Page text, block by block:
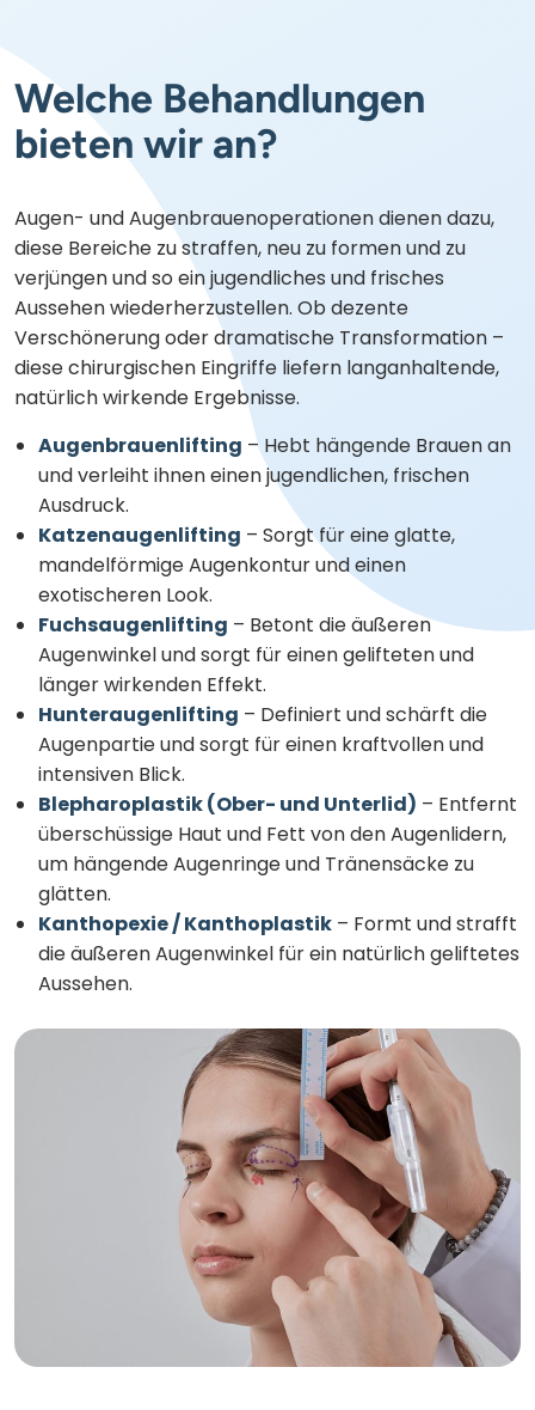
Welche Behandlungen
bieten wir an?
Augen- und Augenbrauenoperationen dienen dazu,
diese Bereiche zu straffen, neu zu formen und zu
verjüngen und so ein jugendliches und frisches
Aussehen wiederherzustellen. Ob dezente
Verschönerung oder dramatische Transformation –
diese chirurgischen Eingriffe liefern langanhaltende,
natürlich wirkende Ergebnisse.
Augenbrauenlifting – Hebt hängende Brauen an
und verleiht ihnen einen jugendlichen, frischen
Ausdruck.
Katzenaugenlifting – Sorgt für eine glatte,
mandelförmige Augenkontur und einen
exotischeren Look.
Fuchsaugenlifting – Betont die äußeren
Augenwinkel und sorgt für einen gelifteten und
länger wirkenden Effekt.
Hunteraugenlifting – Definiert und schärft die
Augenpartie und sorgt für einen kraftvollen und
intensiven Blick.
Blepharoplastik (Ober- und Unterlid) – Entfernt
überschüssige Haut und Fett von den Augenlidern,
um hängende Augenringe und Tränensäcke zu
glätten.
Kanthopexie / Kanthoplastik – Formt und strafft
die äußeren Augenwinkel für ein natürlich geliftetes
Aussehen.